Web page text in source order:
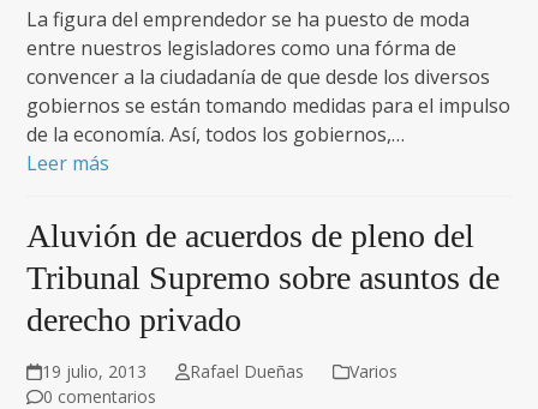
La figura del emprendedor se ha puesto de moda
entre nuestros legisladores como una fórma de
convencer a la ciudadanía de que desde los diversos
gobiernos se están tomando medidas para el impulso
de la economía. Así, todos los gobiernos,…
Leer más
Aluvión de acuerdos de pleno del
Tribunal Supremo sobre asuntos de
derecho privado
19 julio, 2013 Rafael Dueñas
Varios
0 comentarios